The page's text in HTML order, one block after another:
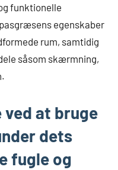
funktionelle
egenskaber
rum, samtidig
såsom skærmning,
at bruge
dets
fugle og